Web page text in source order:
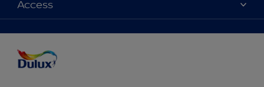
Temukan toko
Produk
Inspirasi
Saran Mendekorasi
Colour of the Year
Access